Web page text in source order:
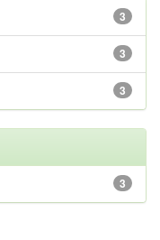
3
3
3
3